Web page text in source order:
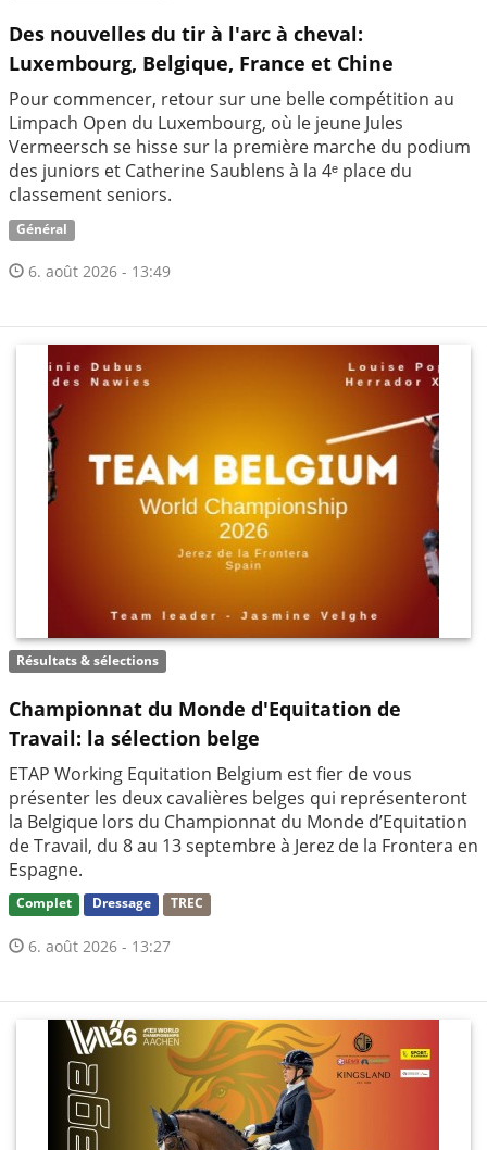
Des nouvelles du tir à l'arc à cheval:
Luxembourg, Belgique, France et Chine
Pour commencer, retour sur une belle compétition au
Limpach Open du Luxembourg, où le jeune Jules
Vermeersch se hisse sur la première marche du podium
des juniors et Catherine Saublens à la 4ᵉ place du
classement seniors.
Général
6. août 2026 - 13:49
Résultats & sélections
Championnat du Monde d'Equitation de
Travail: la sélection belge
ETAP Working Equitation Belgium est fier de vous
présenter les deux cavalières belges qui représenteront
la Belgique lors du Championnat du Monde d’Equitation
de Travail, du 8 au 13 septembre à Jerez de la Frontera en
Espagne.
Complet Dressage TREC
6. août 2026 - 13:27